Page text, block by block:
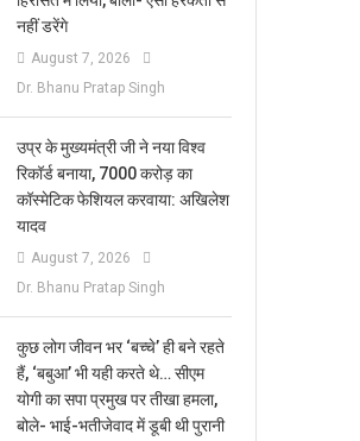
नहीं डरेंगे
August 7, 2026
Dr. Bhanu Pratap Singh
उप्र के मुख्यमंत्री जी ने नया विश्व
रिकॉर्ड बनाया, 7000 करोड़ का
कॉस्मेटिक फेशियल करवाया: अखिलेश
यादव
August 7, 2026
Dr. Bhanu Pratap Singh
कुछ लोग जीवन भर ‘बच्चे’ ही बने रहते
हैं, ‘बबुआ’ भी यही करते थे… सीएम
योगी का सपा प्रमुख पर तीखा हमला,
बोले- भाई-भतीजेवाद में डूबी थी पुरानी